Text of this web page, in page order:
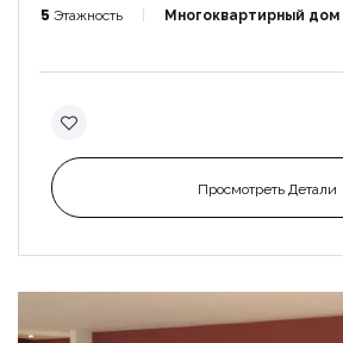
5 Этажность Многоквартирный дом
Просмотреть Детали